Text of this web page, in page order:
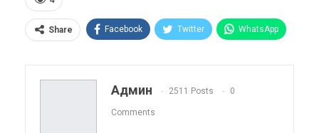
Share Facebook Twitter WhatsApp
Telegram
Linkedin
Админ 2511 Posts 0
Comments